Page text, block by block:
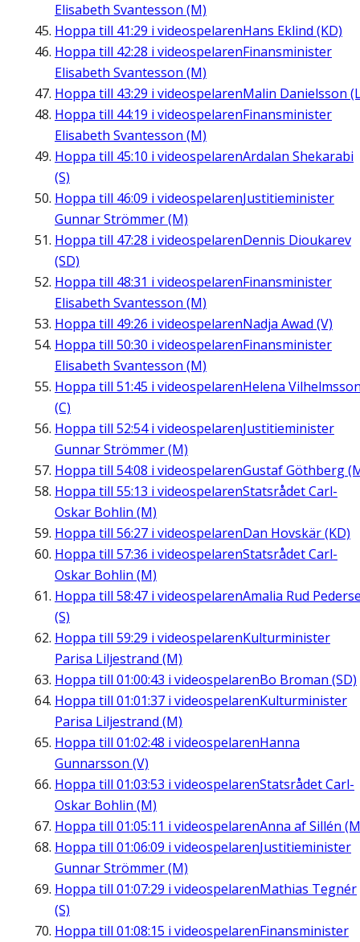
Elisabeth Svantesson (M)
Hoppa till 41:29 i videospelarenHans Eklind (KD)
Hoppa till 42:28 i videospelarenFinansminister
Elisabeth Svantesson (M)
Hoppa till 43:29 i videospelarenMalin Danielsson
Hoppa till 44:19 i videospelarenFinansminister
Elisabeth Svantesson (M)
Hoppa till 45:10 i videospelarenArdalan Shekarabi
(S)
Hoppa till 46:09 i videospelarenJustitieminister
Gunnar Strömmer (M)
Hoppa till 47:28 i videospelarenDennis Dioukarev
(SD)
Hoppa till 48:31 i videospelarenFinansminister
Elisabeth Svantesson (M)
Hoppa till 49:26 i videospelarenNadja Awad (V)
Hoppa till 50:30 i videospelarenFinansminister
Elisabeth Svantesson (M)
Hoppa till 51:45 i videospelarenHelena
(C)
Hoppa till 52:54i videospelarenJustitieminister
Gunnar Strömmer (M)
Hoppa till 54:08 i videospelarenGustaf Göthberg
Hoppa till 55:13 i videospelarenStatsrådet Carl-
Oskar Bohlin (M)
Hoppa till 56:27 i videospelarenDan Hovskär (KD)
Hoppa till 57:36 i videospelarenStatsrådet Carl-
Oskar Bohlin (M)
Hoppa till 58:47 i videospelarenAmalia Rud
(S)
Hoppa till 59:29 i videospelarenKulturminister
Parisa Liljestrand (M)
Hoppa till 01:00:43 i videospelarenBo Broman (SD)
Hoppa till 01:01:37 i videospelarenKulturminister
Parisa Liljestrand (M)
Hoppa till 01:02:48 i videospelarenHanna
Gunnarsson (V)
Hoppa till 01:03:53 i videospelarenStatsrådet Carl-
Oskar Bohlin (M)
Hoppa till 01:05:11 i videospelarenAnna af Sillén
Hoppa till 01:06:09 i videospelarenJustitieminister
Gunnar Strömmer (M)
Hoppa till 01:07:29 i videospelarenMathias Tegnér
(S)
Hoppa till 01:08:15 i videospelarenFinansminister